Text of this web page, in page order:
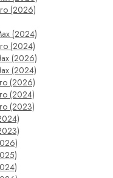
(2026)
(2024)
(2024)
(2026)
(2024)
(2026)
(2024)
(2023)